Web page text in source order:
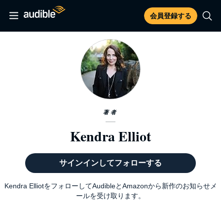
会員登録する
著者
Kendra Elliot
サインインしてフォローする
Kendra ElliotをフォローしてAudibleとAmazonから新作のお知らせメ
ールを受け取ります。